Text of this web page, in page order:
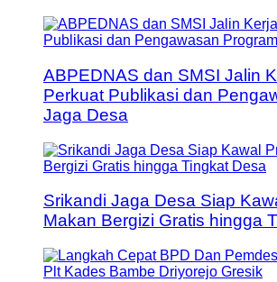
ABPEDNAS dan SMSI Jalin
Perkuat Publikasi dan
Jaga Desa
Srikandi Jaga Desa Siap
Makan Bergizi Gratis hingga